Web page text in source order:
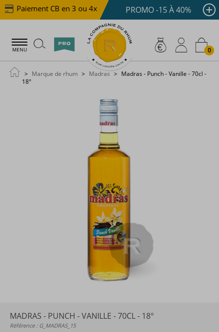
Paiement CB en 3 ou 4x dès 100 € Livraison offerte
PROMO -15 À 40%
MENU 0
Marque de rhum Madras
Madras - Punch - Vanille - 70cl -
18°
MADRAS - PUNCH - VANILLE - 70CL - 18°
Référence : G_MADRAS_15